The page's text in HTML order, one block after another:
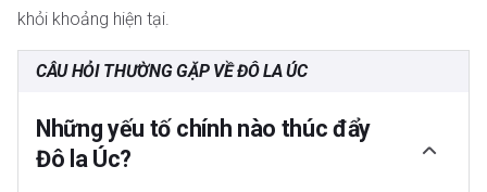
khỏi khoảng hiện tại.
CÂU HỎI THƯỜNG GẶP VỀ ĐÔ LA ÚC
Những yếu tố chính nào thúc đẩy
Đô la Úc?